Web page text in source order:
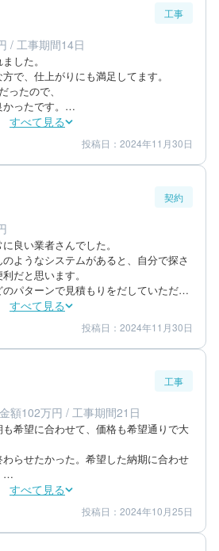
工事
/ 工事期間14日
した。
で、仕上がりにも満足してます。
ったので、
ったです。
い、きれいな仕上がりでとても満足して
すべて見る
仕上がり 5
5
投稿日：2024年11月30日
契約
良い業者さんでした。
ようなシステムがあると、自分で探さ
だと思います。
パターンで見積もりをだしていただ
った。
などそれぞれのプラン毎で説明をしてい
が、金額も相談にのってもらいまし
すべて見る
金額感 5
5
投稿日：2024年11月30日
工事
額102万円 / 工事期間21日
希望に合わせて、価格も希望通りで大
らせたかった。希望した納期に合わせ
したが、丁寧な施工をしてあり希望通り
すべて見る
仕上がり 5
5
投稿日：2024年10月25日